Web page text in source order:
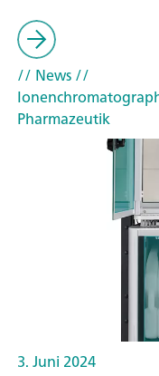
// News//
Pharmazeutik
3. Juni 2024